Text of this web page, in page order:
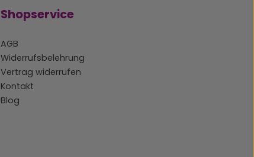
Shopservice
AGB
Widerrufsbelehrung
Vertrag widerrufen
Kontakt
Blog